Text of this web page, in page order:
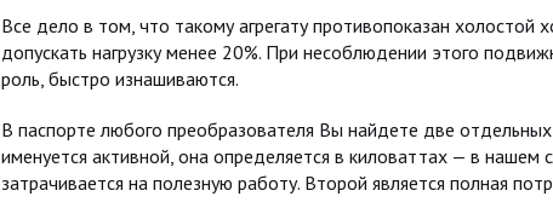
Все дело в том, что такому агрегату противопоказан холостой
допускать нагрузку менее 20%. При несоблюдении этого
роль, быстро изнашиваются.
В паспорте любого преобразователя Вы найдете две
именуется активной, она определяется в киловаттах — в нашем
затрачивается на полезную работу. Второй является полная